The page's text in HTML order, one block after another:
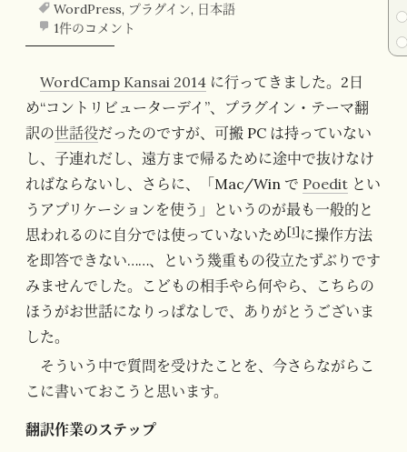
WordPress, プラグイン, 日本語
1件のコメント
WordCamp Kansai 2014 に行ってきました。2日
め“コントリビューターデイ”、プラグイン・テーマ翻
訳の世話役だったのですが、可搬 PC は持っていない
し、子連れだし、遠方まで帰るために途中で抜けなけ
ればならないし、さらに、「Mac/Win で Poedit とい
うアプリケーションを使う」というのが最も一般的と
思われるのに自分では使っていないため[1] に操作方法
を即答できない……、という幾重もの役立たずぶりです
みませんでした。こどもの相手やら何やら、こちらの
ほうがお世話になりっぱなしで、ありがとうございま
した。
そういう中で質問を受けたことを、今さらながらこ
こに書いておこうと思います。
翻訳作業のステップ